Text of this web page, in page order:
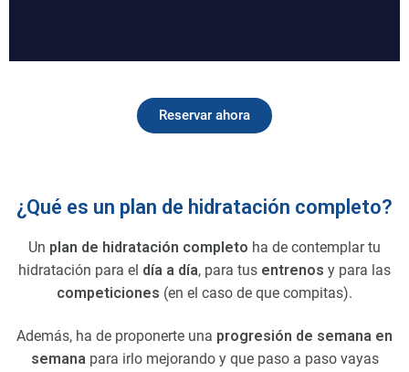
Reservar ahora
¿Qué es un plan de hidratación completo?
Un plan de hidratación completo ha de contemplar tu
hidratación para el día a día, para tus entrenos y para las
competiciones (en el caso de que compitas).
Además, ha de proponerte una progresión de semana en
semanapara irlo mejorando y que paso a paso vayas